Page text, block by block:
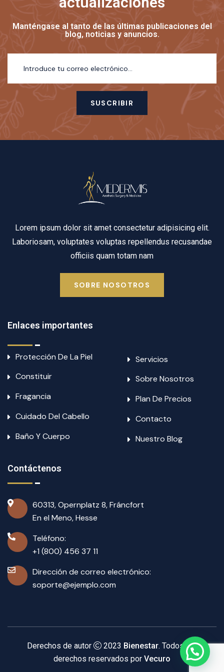
Manténgase al tanto de las últimas publicaciones del
blog, noticias y anuncios.
SUSCRIBIR
Lorem ipsum dolor sit amet consectetur adipisicing elit.
Laboriosam, voluptates voluptas repellendus recusandae
officiis quam totam nam
SOBRE NOSOTROS
Enlaces importantes
Protección De La Piel
Constituir
Fragancia
Cuidado Del Cabello
Baño Y Cuerpo
Servicios
Sobre Nosotros
Plan De Precios
Contacto
Nuestro Blog
Contáctenos
60313, Opernplatz 8, Fráncfort
En el Meno, Hesse
Teléfono:
+1 (800) 456 37 11
Dirección de correo electrónico:
soporte@ejemplo.com
Derechos de autor 2023 Bienestar. Todos los
derechos reservados por Vecuro